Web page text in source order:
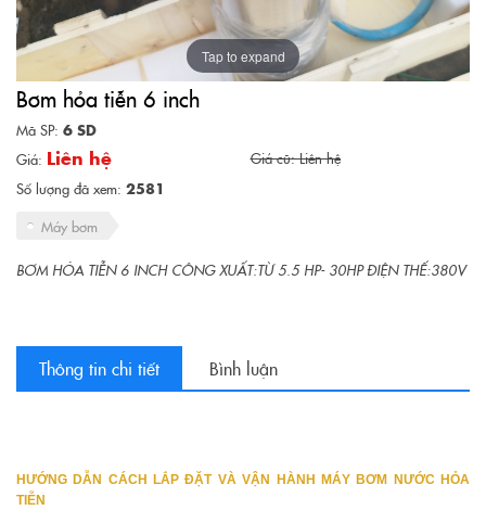
Tap to expand
Bơm hỏa tiễn 6 inch
Mã SP: 6 SD
Giá: Liên hệ
Giá cũ: Liên hệ
Số lượng đã xem: 2581
Máy bơm
BƠM HỎA TIỄN 6 INCH CÔNG XUẤT:TỪ 5.5 HP- 30HP ĐIỆN THẾ:380V
Thông tin chi tiết Bình luận
HƯỚNG DẪN CÁCH LẮP ĐẶT VÀ VẬN HÀNH MÁY BƠM NƯỚCHỎA
TIỄN